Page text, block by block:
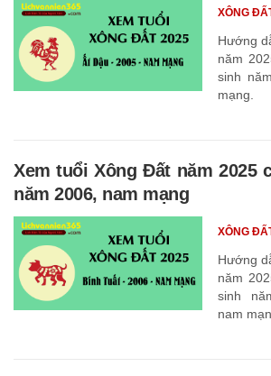
Hướng
năm
sinh
mạng.
XÔNG
Xem tuổi Xông Đất năm 2025
năm 2006, nam mạng
Hướng
năm
sinh
nam
XÔNG